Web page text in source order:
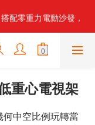
配零重力電動沙發，
重心電視架
中空比例玩轉當